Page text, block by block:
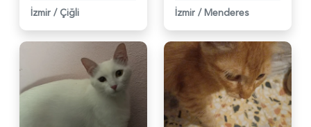
İzmir / Çiğli
İzmir / Menderes